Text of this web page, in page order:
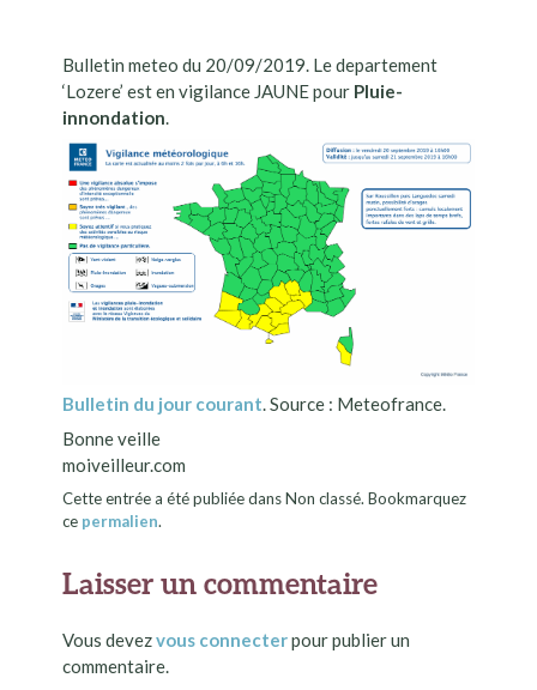
Bulletin meteo du 20/09/2019. Le departement
‘Lozere’ est en vigilance JAUNE pour Pluie-
innondation.
Bulletin du jour courant . Source : Meteofrance.
Bonne veille
moiveilleur.com
Cette entrée a été publiée dans Non classé. Bookmarquez
ce permalien.
Laisser un commentaire
Vous devezvous connecterpour publier un
commentaire.